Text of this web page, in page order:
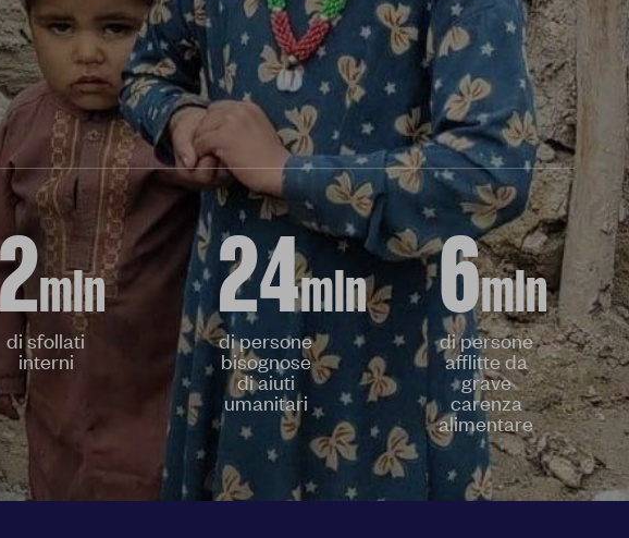
mln
di sfollati
interni
24mln
di persone
bisognose
di aiuti
umanitari
6mln
di persone
afflitte da
grave
carenza
alimentare